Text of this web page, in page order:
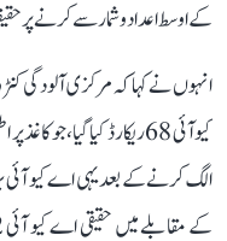
کے اوسط اعداد و شمار سے کرنے پر
انہوں نے کہا کہ مرکزی آلودگی
کیو آئی 68 ریکارڈ کیا